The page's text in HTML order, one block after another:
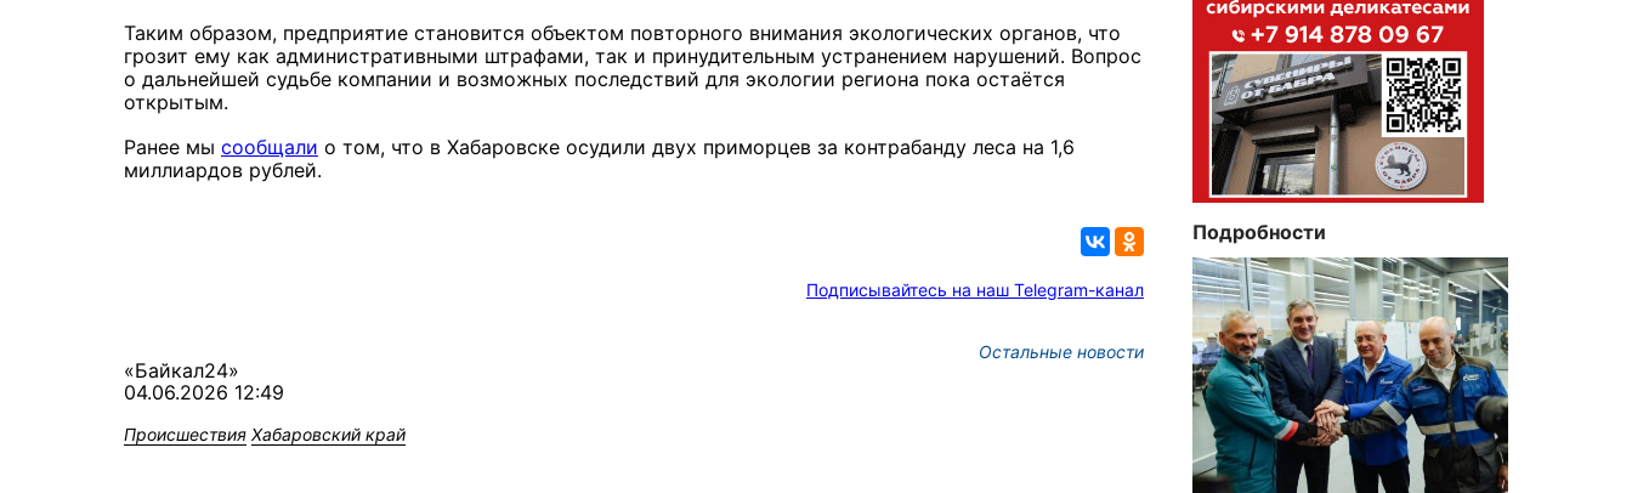
Таким образом, предприятие становится объектом повторного внимания экологических органов, что
грозит ему как административными штрафами, так и принудительным устранением нарушений. Вопрос
о дальнейшей судьбе компании и возможных последствий для экологии региона пока остаётся
открытым.
Ранее мы сообщали о том, что в Хабаровске осудили двух приморцев за контрабанду леса на 1,6
миллиардов рублей.
Подписывайтесь на наш Telegram-канал
Остальные новости
«Байкал24»
04.06.2026 12:49
Происшествия Хабаровский край
Подробности